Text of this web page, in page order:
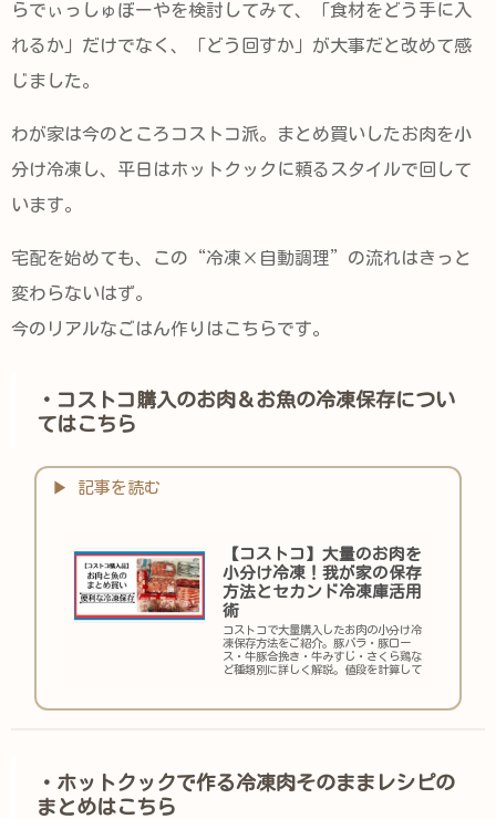
らでぃっしゅぼーやを検討してみて、「食材をどう手に入
れるか」だけでなく、「どう回すか」が大事だと改めて感
じました。
わが家は今のところコストコ派。まとめ買いしたお肉を小
分け冷凍し、平日はホットクックに頼るスタイルで回して
います。
宅配を始めても、この“冷凍×自動調理”の流れはきっと
変わらないはず。
今のリアルなごはん作りはこちらです。
・コストコ購入のお肉＆お魚の冷凍保存につい
てはこちら
【コストコ】大量のお肉を
小分け冷凍！我が家の保存
方法とセカンド冷凍庫活用
術
コストコで大量購入したお肉の小分け冷
凍保存方法をご紹介。豚バラ・豚ロー
ス・牛豚合挽き・牛みすじ・さくら鶏な
ど種類別に詳しく解説。値段を計算して
とラクになる理由もまとめています。
・ホットクックで作る冷凍肉そのままレシピの
まとめはこちら